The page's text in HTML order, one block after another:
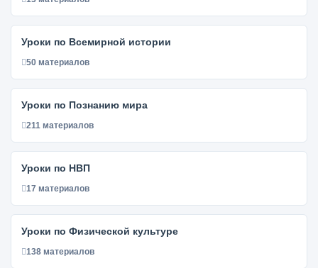
Уроки по Всемирной истории
50 материалов
Уроки по Познанию мира
211 материалов
Уроки по НВП
17 материалов
Уроки по Физической культуре
138 материалов